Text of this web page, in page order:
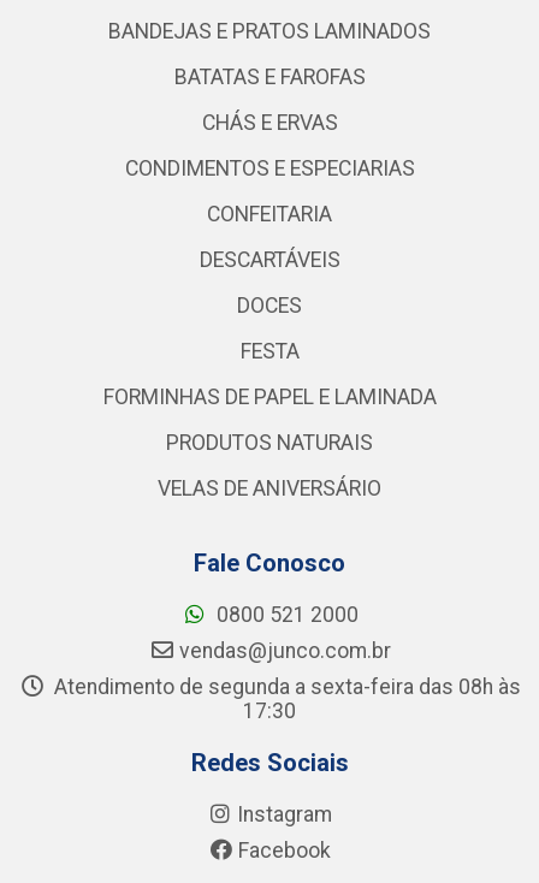
BANDEJAS E PRATOS LAMINADOS
BATATAS E FAROFAS
CHÁS E ERVAS
CONDIMENTOS E ESPECIARIAS
CONFEITARIA
DESCARTÁVEIS
DOCES
FESTA
FORMINHAS DE PAPEL E LAMINADA
PRODUTOS NATURAIS
VELAS DE ANIVERSÁRIO
Fale Conosco
0800 521 2000
vendas@junco.com.br
Atendimento de segunda a sexta-feira das 08h às
17:30
Redes Sociais
Instagram
Facebook